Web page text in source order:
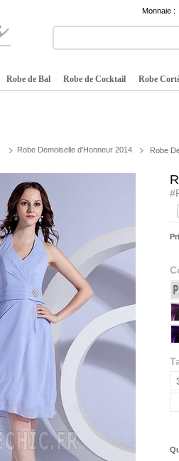
Monnaie :
Robe de Bal Robe de Cocktail Robe
Robe Demoiselle d'Honneur 2014 Robe